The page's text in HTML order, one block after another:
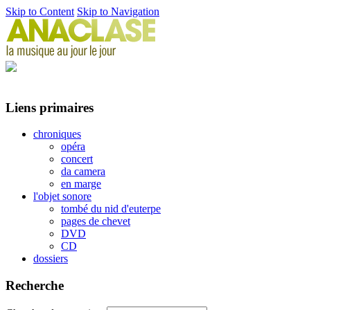
Skip to Content Skip to Navigation
Liens primaires
chroniques
opéra
concert
da camera
en marge
l'objet sonore
tombé du nid d'euterpe
pages de chevet
DVD
CD
dossiers
Recherche